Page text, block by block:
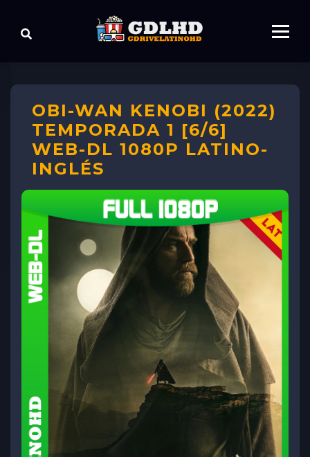
OBI-WAN KENOBI (2022)
TEMPORADA 1 [6/6]
WEB-DL 1080P LATINO-
INGLÉS